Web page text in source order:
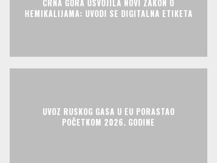
CRNA GORA USVOJILA NOVI ZAKON O
HEMIKALIJAMA: UVODI SE DIGITALNA ETIKETA
UVOZ RUSKOG GASA U EU PORASTAO
POČETKOM 2026. GODINE